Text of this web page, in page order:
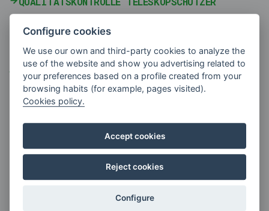
TELESKOPISCHER SCHUTZ
TELESKOPISCHE SCHUTZVORRICHTUNGEN AUS
STAHL
TYPEN VON KOMPONENTEN FÜR
TELESKOPSCHUTZVORRICHTUNGEN
MÖCHTEN SIE MEHR
INFORMATIONEN?
Configure cookies
We use our own and third-party cookies to analyze the
use of the website and show you advertising related to
your preferences based on a profile created from your
browsing habits (for example, pages visited).
Cookies policy.
Accept cookies
Reject cookies
Configure